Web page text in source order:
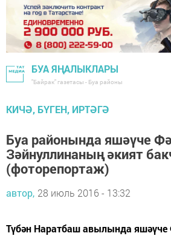
БУА ЯҢАЛЫКЛАРЫ
"Байрак" газетасы - Буа районы
КИЧӘ, БҮГЕН, ИРТӘГӘ
Буа районында яшәүче
Зәйнуллинаның әкият
(фоторепортаж)
автор, 28 июль 2016 - 13:32
Түбән Наратбаш авылында яшәүче